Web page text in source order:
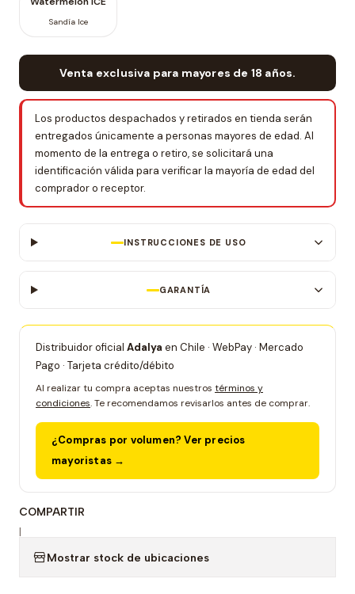
Sandía Ice
Venta exclusiva para mayores de 18 años.
Los productos despachados y retirados en tienda serán
entregados únicamente a personas mayores de edad. Al
momento de la entrega o retiro, se solicitará una
identificación válida para verificar la mayoría de edad del
comprador o receptor.
INSTRUCCIONES DE USO
GARANTÍA
Distribuidor oficial Adalya en Chile · WebPay · Mercado
Pago · Tarjeta crédito/débito
Al realizar tu compra aceptas nuestros términos y
condiciones. Te recomendamos revisarlos antes de comprar.
¿Compras por volumen? Ver precios
mayoristas →
COMPARTIR
|
Mostrar stock de ubicaciones